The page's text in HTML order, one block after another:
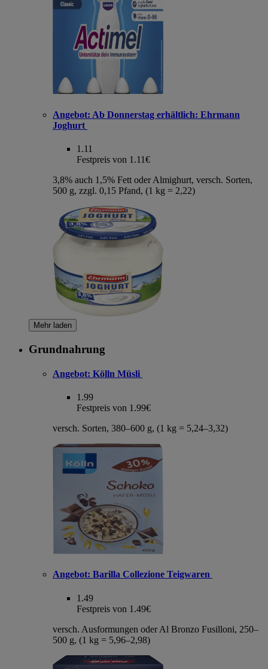
Angebot: Ab Donnerstag erhältlich: Ehrmann
Joghurt
1.11
Festpreis von 1.11€
3,8% auch 1,5% Fett oder Almighurt, versch. Sorten,
500 g, zzgl. 0,15 Pfand, (1 kg = 2,22)
Mehr laden
Grundnahrung
Angebot: Kölln Müsli
1.99
Festpreis von 1.99€
versch. Sorten, 380–600 g, (1 kg = 5,24–3,32)
Angebot: Barilla Collezione Teigwaren
1.49
Festpreis von 1.49€
versch. Ausformungen oder Al Bronzo Fusilloni, 250–
500 g, (1 kg = 5,96–2,98)